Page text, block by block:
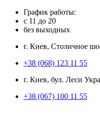
График работы:
с 11 до 20
без выходных
г. Киев, Столичное
+38 (068) 123 11 55
г. Киев, бул. Леси
+38 (067) 100 11 55